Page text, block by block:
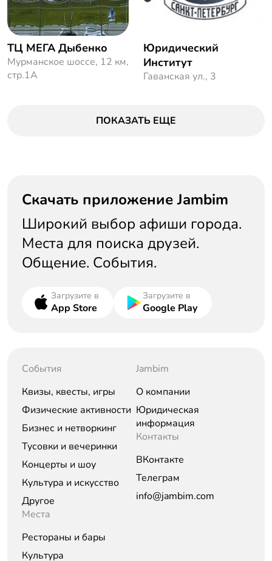
ТЦ МЕГА Дыбенко
Мурманское шоссе, 12 км,
стр.1А
Юридический
Институт
Гаванская ул., 3
ПОКАЗАТЬ ЕЩЕ
Скачать приложение Jambim
Широкий выбор афиши города.
Места для поиска друзей.
Общение. События.
Загрузите в
App Store
Загрузите в
Google Play
События
Квизы, квесты, игры
Физические активности
Бизнес и нетворкинг
Тусовки и вечеринки
Концерты и шоу
Культура и искусство
Другое
Места
Рестораны и бары
Культура
Jambim
О компании
Юридическая
информация
Контакты
ВКонтакте
Телеграм
info@jambim.com